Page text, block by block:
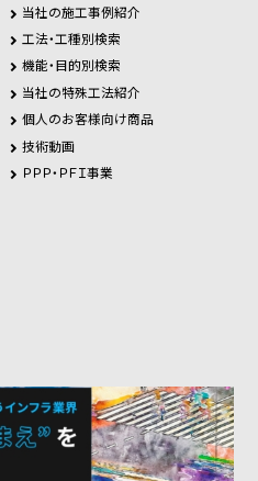
当社の施工事例紹介
工法・工種別検索
機能・目的別検索
当社の特殊工法紹介
個人のお客様向け商品
技術動画
ＰＰＰ・ＰＦＩ事業